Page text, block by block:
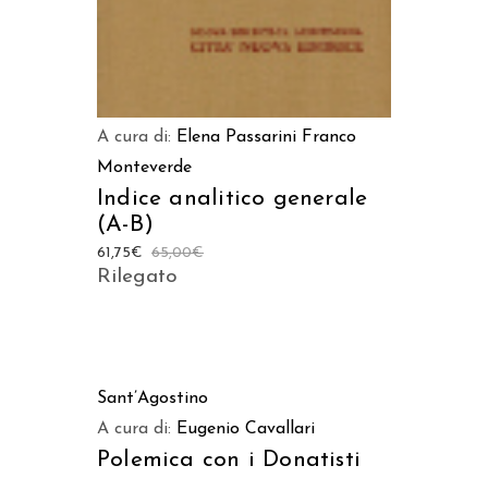
A cura di: Elena Passarini Franco
Monteverde
Indice analitico generale
(A-B)
65,00€
61,75€
Rilegato
AGGIUNGI AL CARRELLO
Sant’Agostino
A cura di: Eugenio Cavallari
Polemica con i Donatisti